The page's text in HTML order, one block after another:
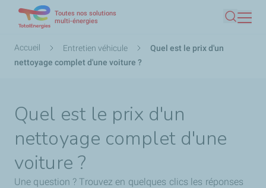
contenu
principal
Toutes nos solutions
multi-énergies
Fil
d'Ariane
Accueil Entretien véhicule
Quel est le prix d'un
nettoyage complet d'une voiture ?
Quel est le prix d'un
nettoyage complet d'une
voiture ?
Une question ? Trouvez en quelques clics les réponses